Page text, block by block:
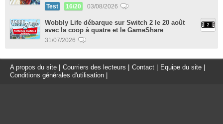
Test 16/20 03/08/2026
Wobbly Life débarque sur Switch 2 le 20 août
avec la coop à quatre et le GameShare
31/07/2026
A propos du site Courriers des lecteurs Contact Equipe du site
Conditions générales d'utilisation